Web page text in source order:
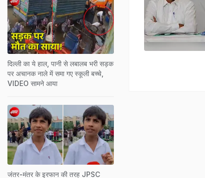
दिल्ली का ये हाल, पानी से लबालब भरी सड़क
पर अचानक नाले में समा गए स्कूली बच्चे,
VIDEO सामने आया
जंतर-मंतर के इरफान की तरह JPSC